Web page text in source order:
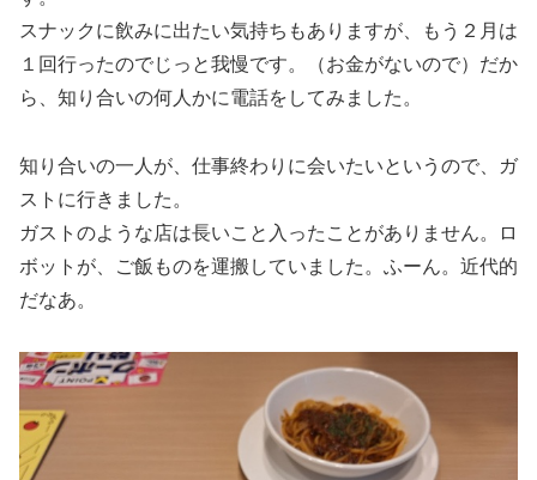
スナックに飲みに出たい気持ちもありますが、もう２月は
１回行ったのでじっと我慢です。（お金がないので）だか
ら、知り合いの何人かに電話をしてみました。
知り合いの一人が、仕事終わりに会いたいというので、ガ
ストに行きました。
ガストのような店は長いこと入ったことがありません。ロ
ボットが、ご飯ものを運搬していました。ふーん。近代的
だなあ。